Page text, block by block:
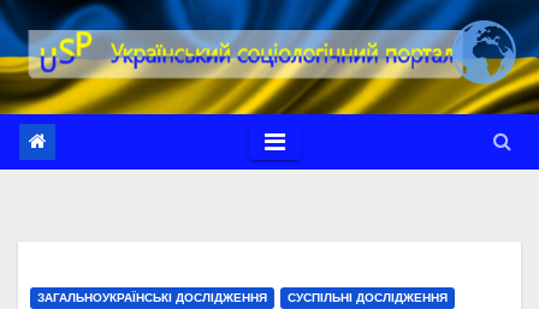
Перейти
до
вмісту
ЗАГАЛЬНОУКРАЇНСЬКІ ДОСЛІДЖЕННЯ СУСПІЛЬНІ ДОСЛІДЖЕННЯ